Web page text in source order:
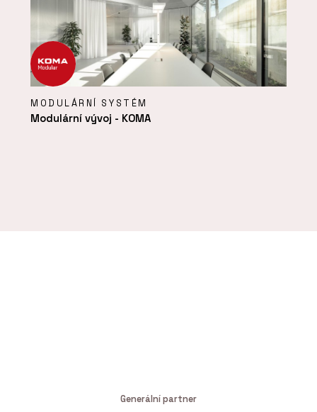
MODULÁRNÍ SYSTÉM
Modulární vývoj - KOMA
Generální partner